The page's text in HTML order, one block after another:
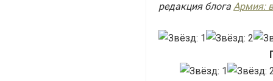
редакция блога Армия: